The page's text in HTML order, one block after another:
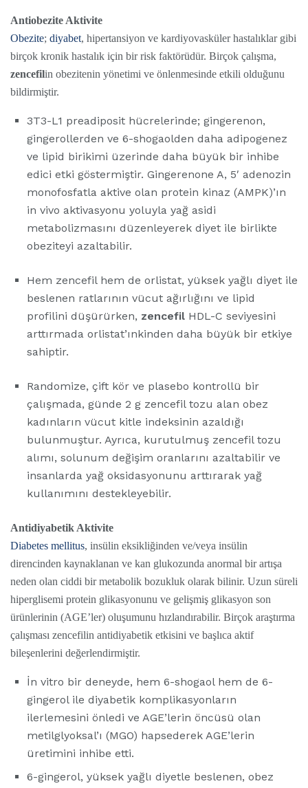
Antiobezite Aktivite
Obezite; diyabet, hipertansiyon ve kardiyovasküler hastalıklar gibi
birçok kronik hastalık için bir risk faktörüdür. Birçok çalışma,
zencefilin obezitenin yönetimi ve önlenmesinde etkili olduğunu
bildirmiştir.
3T3-L1 preadiposit hücrelerinde; gingerenon,
gingerollerden ve 6-shogaolden daha adipogenez
ve lipid birikimi üzerinde daha büyük bir inhibe
edici etki göstermiştir. Gingerenone A, 5′ adenozin
monofosfatla aktive olan protein kinaz (AMPK)’ın
in vivo aktivasyonu yoluyla yağ asidi
metabolizmasını düzenleyerek diyet ile birlikte
obeziteyi azaltabilir.
Hem zencefil hem de orlistat, yüksek yağlı diyet ile
beslenen ratlarının vücut ağırlığını ve lipid
profilini düşürürken, zencefil HDL-C seviyesini
arttırmada orlistat’ınkinden daha büyük bir etkiye
sahiptir.
Randomize, çift kör ve plasebo kontrollü bir
çalışmada, günde 2 g zencefil tozu alan obez
kadınların vücut kitle indeksinin azaldığı
bulunmuştur. Ayrıca, kurutulmuş zencefil tozu
alımı, solunum değişim oranlarını azaltabilir ve
insanlarda yağ oksidasyonunu arttırarak yağ
kullanımını destekleyebilir.
Antidiyabetik Aktivite
Diabetes mellitus, insülin eksikliğinden ve/veya insülin
direncinden kaynaklanan ve kan glukozunda anormal bir artışa
neden olan ciddi bir metabolik bozukluk olarak bilinir. Uzun süreli
hiperglisemi protein glikasyonunu ve gelişmiş glikasyon son
ürünlerinin (AGE’ler) oluşumunu hızlandırabilir. Birçok araştırma
çalışması zencefilin antidiyabetik etkisini ve başlıca aktif
bileşenlerini değerlendirmiştir.
İn vitro bir deneyde, hem 6-shogaol hem de 6-
gingerol ile diyabetik komplikasyonların
ilerlemesini önledi ve AGE’lerin öncüsü olan
metilglyoksal’ı (MGO) hapsederek AGE’lerin
üretimini inhibe etti.
6-gingerol, yüksek yağlı diyetle beslenen, obez